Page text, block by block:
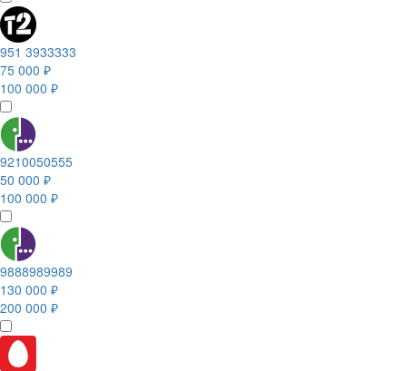
951 3933333
75 000 ₽
100 000 ₽
9210050555
50 000 ₽
100 000 ₽
9888989989
130 000 ₽
200 000 ₽